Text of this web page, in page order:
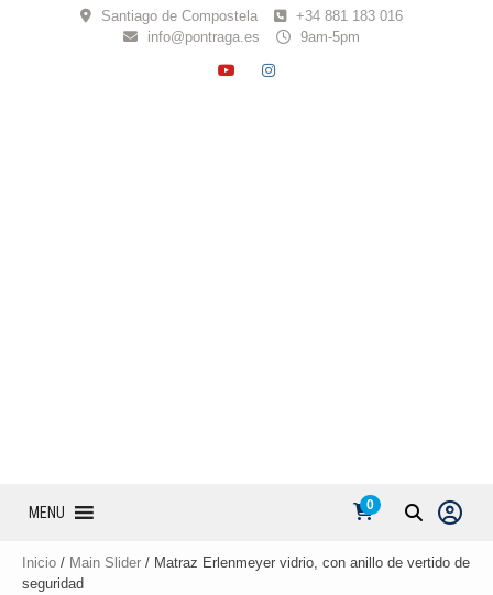
Santiago de Compostela
+34 881 183 016
info@pontraga.es
9am-5pm
YOUTUBE
INSTAGRAM
MENU 0
Inicio / Main Slider / Matraz Erlenmeyer vidrio, con anillo de vertido de
seguridad